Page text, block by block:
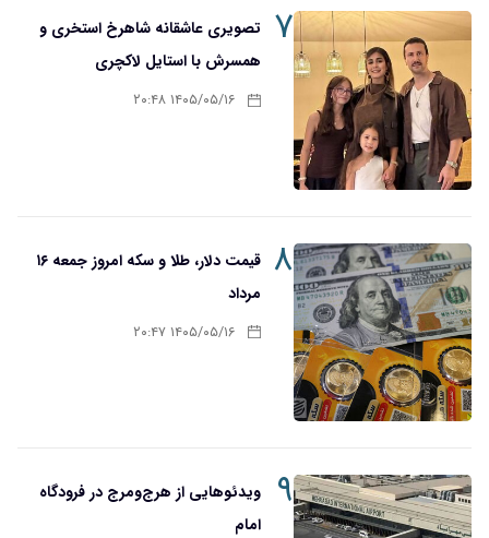
۷
تصویری عاشقانه شاهرخ استخری و
همسرش با استایل لاکچری
۱۴۰۵/۰۵/۱۶ ۲۰:۴۸
۸
قیمت دلار، طلا و سکه امروز جمعه ۱۶
مرداد
۱۴۰۵/۰۵/۱۶ ۲۰:۴۷
۹
ویدئوهایی از هرج‌ومرج در فرودگاه
امام